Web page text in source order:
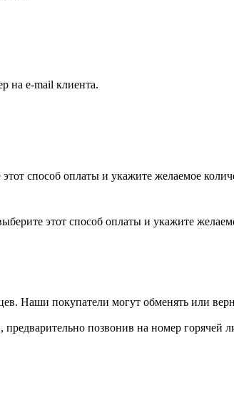
на e-mail клиента.
способ оплаты и укажите желаемое
этот способ оплаты и укажите
Наши покупатели могут обменять или
позвонив на номер горячей